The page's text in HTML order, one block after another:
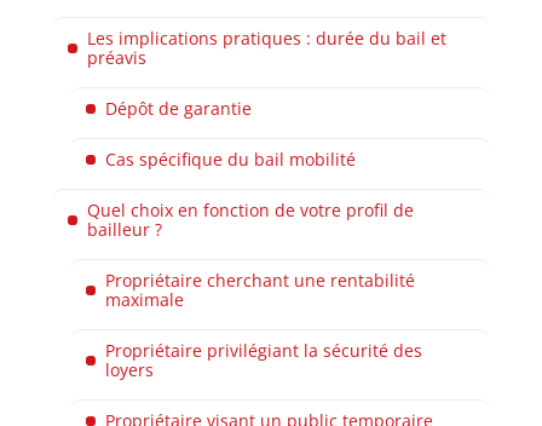
Les implications pratiques : durée du bail et
préavis
Dépôt de garantie
Cas spécifique du bail mobilité
Quel choix en fonction de votre profil de
bailleur ?
Propriétaire cherchant une rentabilité
maximale
Propriétaire privilégiant la sécurité des
loyers
Propriétaire visant un public temporaire